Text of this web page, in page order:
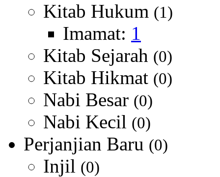
Kitab Hukum (1)
Imamat: 1
Kitab Sejarah (0)
Kitab Hikmat (0)
Nabi Besar (0)
Nabi Kecil (0)
Perjanjian Baru (0)
Injil (0)